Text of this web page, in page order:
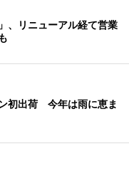
、リニューアル経て営業
初出荷 今年は雨に恵ま